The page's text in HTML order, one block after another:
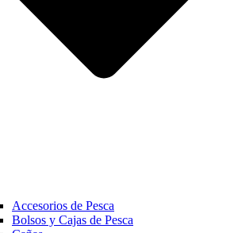
Accesorios de Pesca
Bolsos y Cajas de Pesca